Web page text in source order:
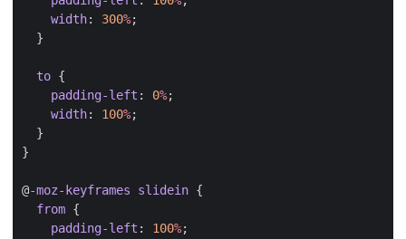
width: 300%;
}
to {
padding-left : 0%;
width: 100%;
}
}
@-moz-keyframes slidein {
from {
padding-left : 100%;